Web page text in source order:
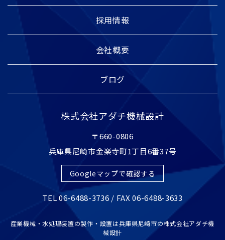
採用情報
会社概要
ブログ
株式会社アダチ機械設計
〒660-0806
兵庫県尼崎市金楽寺町1丁目6番37号
Googleマップで確認する
TEL 06-6488-3736 / FAX 06-6488-3633
産業機械・水処理装置の製作・設置は兵庫県尼崎市の株式会社アダチ機
械設計